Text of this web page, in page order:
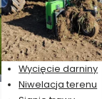
Wycięcie darniny
Niwelacja terenu